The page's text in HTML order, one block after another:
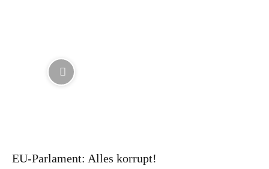
EU-Parlament: Alles korrupt!